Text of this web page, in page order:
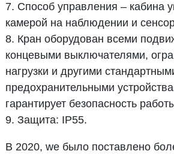
7. Способ управления – кабина
камерой на наблюдении и
8. Кран оборудован всеми
концевыми выключателями,
нагрузки и другими
предохранительными
гарантирует безопасность
9. Защита: IP55.
В 2020, we было поставлено